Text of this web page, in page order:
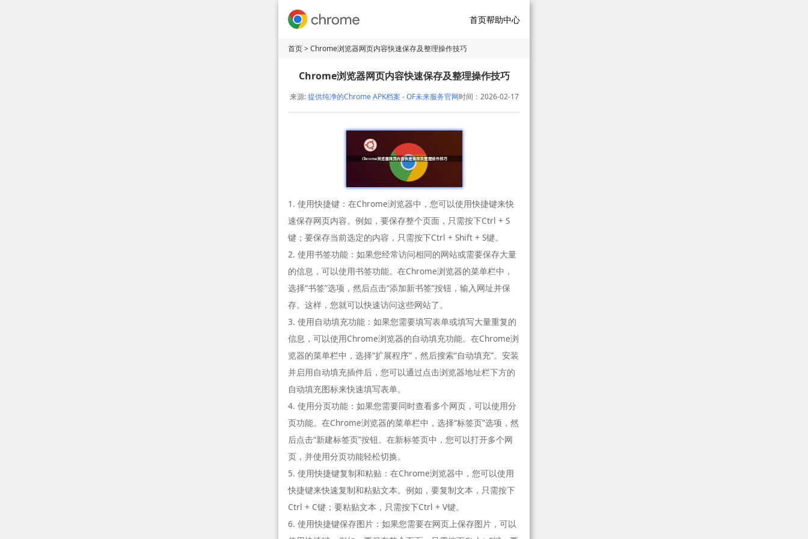
首页帮助中心
首页> Chrome浏览器网页内容快速保存及整理操作技巧
Chrome浏览器网页内容快速保存及整理操作技巧
来源:提供纯净的Chrome APK档案 - OF未来服务官网时间：2026-02-17
1. 使用快捷键：在Chrome浏览器中，您可以使用快捷键来快
速保存网页内容。例如，要保存整个页面，只需按下Ctrl + S
键；要保存当前选定的内容，只需按下Ctrl + Shift + S键。
2. 使用书签功能：如果您经常访问相同的网站或需要保存大量
的信息，可以使用书签功能。在Chrome浏览器的菜单栏中，
选择“书签”选项，然后点击“添加新书签”按钮，输入网址并保
存。这样，您就可以快速访问这些网站了。
3. 使用自动填充功能：如果您需要填写表单或填写大量重复的
信息，可以使用Chrome浏览器的自动填充功能。在Chrome浏
览器的菜单栏中，选择“扩展程序”，然后搜索“自动填充”。安装
并启用自动填充插件后，您可以通过点击浏览器地址栏下方的
自动填充图标来快速填写表单。
4. 使用分页功能：如果您需要同时查看多个网页，可以使用分
页功能。在Chrome浏览器的菜单栏中，选择“标签页”选项，然
后点击“新建标签页”按钮。在新标签页中，您可以打开多个网
页，并使用分页功能轻松切换。
5. 使用快捷键复制和粘贴：在Chrome浏览器中，您可以使用
快捷键来快速复制和粘贴文本。例如，要复制文本，只需按下
Ctrl + C键；要粘贴文本，只需按下Ctrl + V键。
6. 使用快捷键保存图片：如果您需要在网页上保存图片，可以